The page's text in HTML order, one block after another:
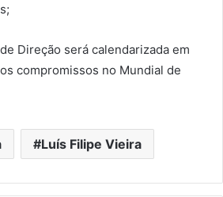
Direção será calendarizada em
compromissos no Mundial de
Luís Filipe Vieira